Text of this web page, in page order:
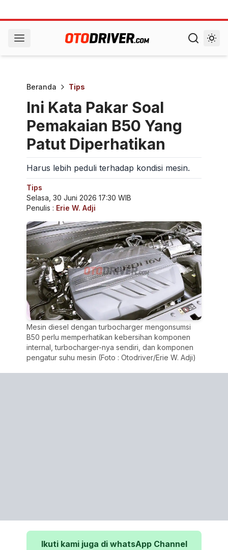
Beranda Tips
Ini Kata Pakar Soal
Pemakaian B50 Yang
Patut Diperhatikan
Harus lebih peduli terhadap kondisi mesin.
Tips
Selasa, 30 Juni 2026 17:30 WIB
Penulis : Erie W. Adji
Mesin diesel dengan turbocharger mengonsumsi
B50 perlu memperhatikan kebersihan komponen
internal, turbocharger-nya sendiri, dan komponen
pengatur suhu mesin (Foto : Otodriver/Erie W. Adji)
Ikuti kami juga di whatsApp Channel